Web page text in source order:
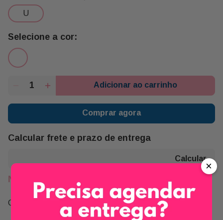
u
Adicionar ao carrinho
Comprar agora
Calcular frete e prazo de entrega
Não sei meu CEP
Compartilhe:
×